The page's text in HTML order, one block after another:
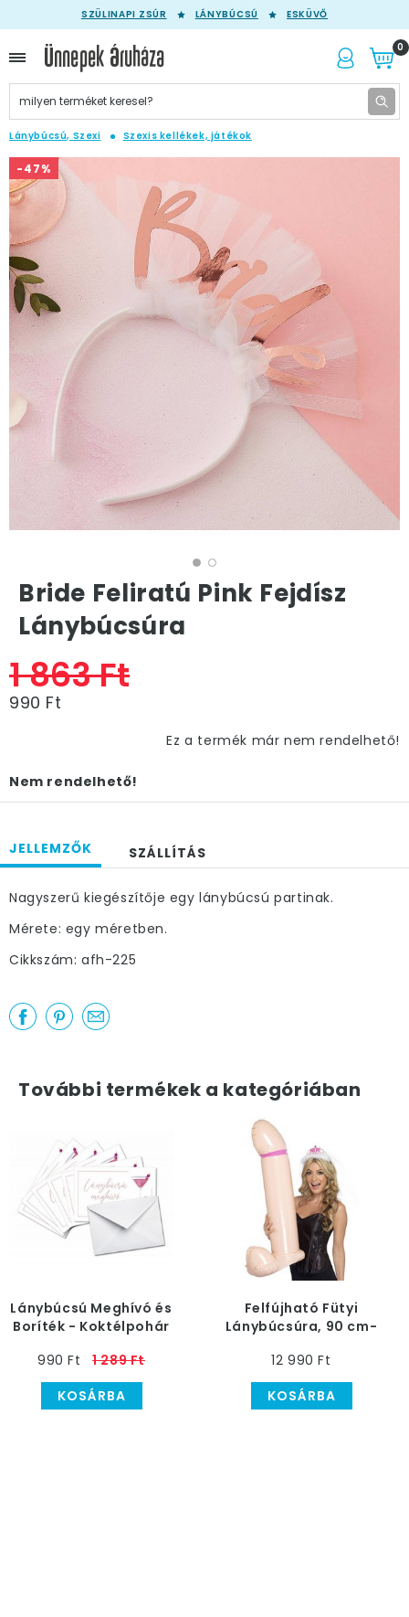
SZÜLINAPI ZSÚR LÁNYBÚCSÚ ESKÜVŐ
0
Lánybúcsú, Szexi Szexis kellékek, játékok
-47%
Bride Feliratú Pink Fejdísz
Lánybúcsúra
1 863 Ft
990 Ft
Ez a termék már nem rendelhető!
Nem rendelhető!
JELLEMZŐK SZÁLLÍTÁS
Nagyszerű kiegészítője egy lánybúcsú partinak.
Mérete: egy méretben.
Cikkszám: afh-225
További termékek a kategóriában
Lánybúcsú Meghívó és
Boríték - Koktélpohár
990 Ft
1 289 Ft
KOSÁRBA
Felfújható Fütyi
Lánybúcsúra, 90 cm-
12 990 Ft
KOSÁRBA